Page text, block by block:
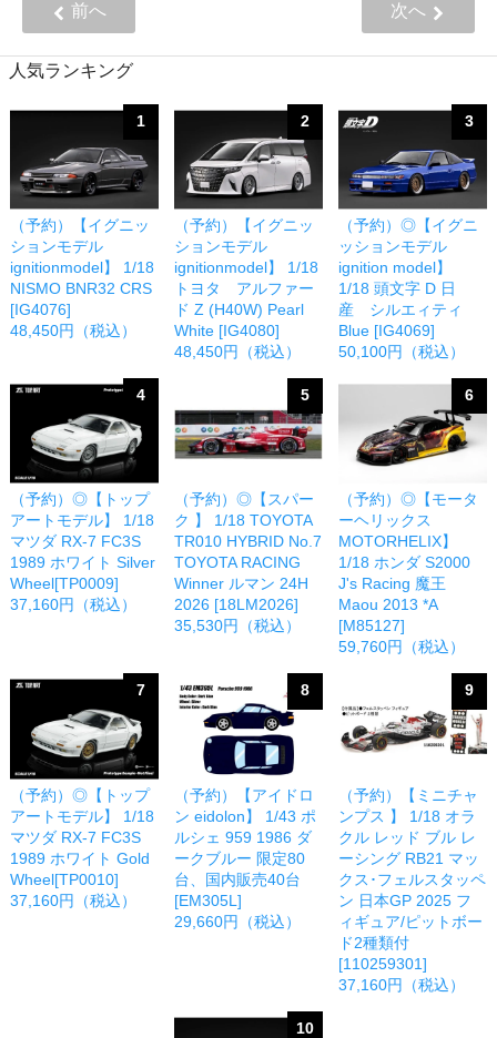
前へ 次へ
人気ランキング
1
（予約）【イグニッ
ションモデル
ignitionmodel】 1/18
NISMO BNR32 CRS
[IG4076]
48,450円（税込）
2
（予約）【イグニッ
ションモデル
ignitionmodel】 1/18
トヨタ アルファー
ド Z (H40W) Pearl
White [IG4080]
48,450円（税込）
3
（予約）◎【イグニ
ッションモデル
ignition model】
1/18 頭文字 D 日
産 シルエィティ
Blue [IG4069]
50,100円（税込）
4
（予約）◎【トップ
アートモデル】 1/18
マツダ RX-7 FC3S
1989 ホワイト Silver
Wheel[TP0009]
37,160円（税込）
5
（予約）◎【スパー
ク 】 1/18 TOYOTA
TR010 HYBRID No.7
TOYOTA RACING
Winner ルマン 24H
2026 [18LM2026]
35,530円（税込）
6
（予約）◎【モータ
ーヘリックス
MOTORHELIX】
1/18 ホンダ S2000
J's Racing 魔王
Maou 2013 *A
[M85127]
59,760円（税込）
7
（予約）◎【トップ
アートモデル】 1/18
マツダ RX-7 FC3S
1989 ホワイト Gold
Wheel[TP0010]
37,160円（税込）
8
（予約）【アイドロ
ン eidolon】 1/43 ポ
ルシェ 959 1986 ダ
ークブルー 限定80
台、国内販売40台
[EM305L]
29,660円（税込）
9
（予約）【ミニチャ
ンプス 】 1/18 オラ
クル レッド ブル レ
ーシング RB21 マッ
クス･フェルスタッペ
ン 日本GP 2025 フ
ィギュア/ピットボー
ド2種類付
[110259301]
37,160円（税込）
10